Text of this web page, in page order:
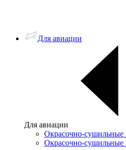
Для авиации
Для авиации
Окрасочно-сушильные
Окрасочно-сушильные